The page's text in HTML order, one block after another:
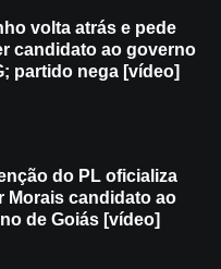
volta atrás e pede
candidato ao governo
partido nega [vídeo]
do PL oficializa
Morais candidato ao
de Goiás [vídeo]